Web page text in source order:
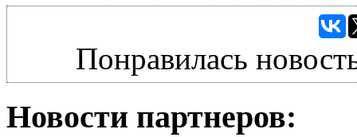
Понравилась
Новости партнеров: